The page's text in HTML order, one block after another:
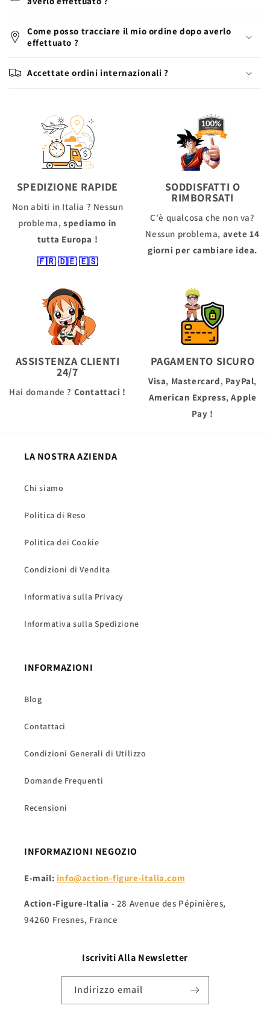
Come posso tracciare il mio ordine dopo averlo
effettuato ?
Accettate ordini internazionali ?
SPEDIZIONE RAPIDE
Non abiti in Italia ? Nessun
problema, spediamo in
tutta Europa !
🇫🇷🇩🇪🇪🇸
SODDISFATTI O
RIMBORSATI
C'è qualcosa che non va?
Nessun problema, avete 14
giorni per cambiare idea.
ASSISTENZA CLIENTI
24/7
Hai domande ? Contattaci !
PAGAMENTO SICURO
Visa, Mastercard, PayPal,
American Express,Apple
Pay !
LA NOSTRA AZIENDA
Chi siamo
Politica di Reso
Politica dei Cookie
Condizioni di Vendita
Informativa sulla Privacy
Informativa sulla Spedizione
INFORMAZIONI
Blog
Contattaci
Condizioni Generali di Utilizzo
Domande Frequenti
Recensioni
INFORMAZIONI NEGOZIO
E-mail: info@action-figure-italia.com
Action-Figure-Italia - 28 Avenue des Pépinières,
94260 Fresnes, France
Iscriviti Alla Newsletter
Indirizzo email